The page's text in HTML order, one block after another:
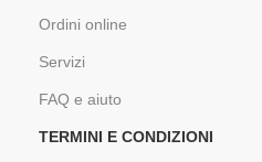
Ordini online
Servizi
FAQ e aiuto
TERMINI E CONDIZIONI